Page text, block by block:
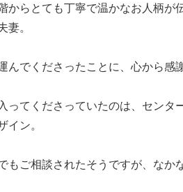
からとても丁寧で温かなお人柄
。
んでくださったことに、心から感
ってくださっていたのは、セン
ン。
もご相談されたそうですが、なか